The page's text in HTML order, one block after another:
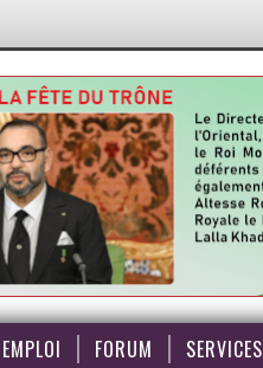
EMPLOI FORUM SERVICES